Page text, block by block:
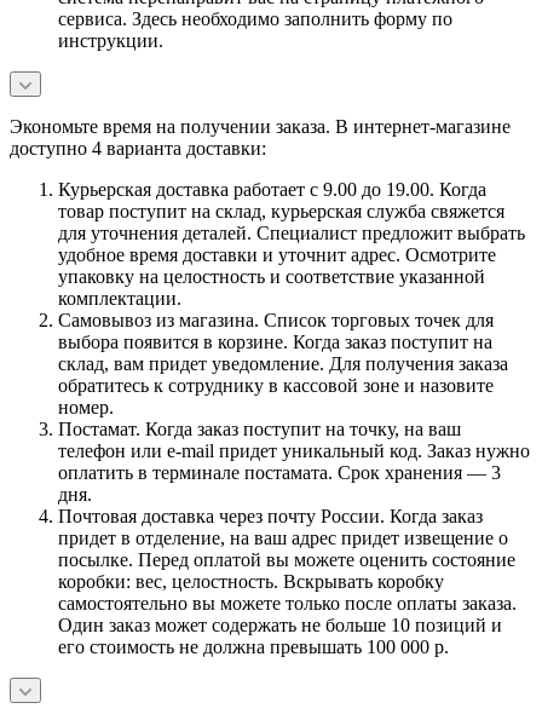
сервиса. Здесь необходимо заполнить форму по
инструкции.
Экономьте время на получении заказа. В интернет-магазине
доступно 4 варианта доставки:
Курьерская доставка работает с 9.00 до 19.00. Когда
товар поступит на склад, курьерская служба свяжется
для уточнения деталей. Специалист предложит выбрать
удобное время доставки и уточнит адрес. Осмотрите
упаковку на целостность и соответствие указанной
комплектации.
Самовывоз из магазина. Список торговых точек для
выбора появится в корзине. Когда заказ поступит на
склад, вам придет уведомление. Для получения заказа
обратитесь к сотруднику в кассовой зоне и назовите
номер.
Постамат. Когда заказ поступит на точку, на ваш
телефон или e-mail придет уникальный код. Заказ нужно
оплатить в терминале постамата. Срок хранения — 3
дня.
Почтовая доставка через почту России. Когда заказ
придет в отделение, на ваш адрес придет извещение о
посылке. Перед оплатой вы можете оценить состояние
коробки: вес, целостность. Вскрывать коробку
самостоятельно вы можете только после оплаты заказа.
Один заказ может содержать не больше 10 позиций и
его стоимость не должна превышать 100 000 р.